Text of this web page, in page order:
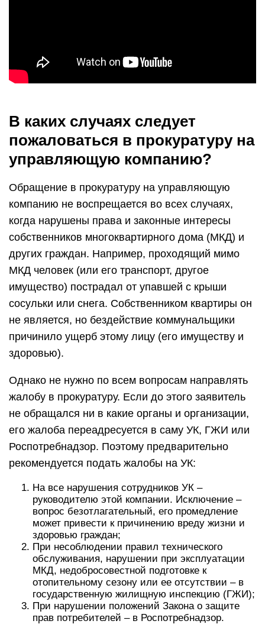
В каких случаях следует
пожаловаться в прокуратуру на
управляющую компанию?
Обращение в прокуратуру на управляющую
компанию не воспрещается во всех случаях,
когда нарушены права и законные интересы
собственников многоквартирного дома (МКД) и
других граждан. Например, проходящий мимо
МКД человек (или его транспорт, другое
имущество) пострадал от упавшей с крыши
сосульки или снега. Собственником квартиры он
не является, но бездействие коммунальщики
причинило ущерб этому лицу (его имуществу и
здоровью).
Однако не нужно по всем вопросам направлять
жалобу в прокуратуру. Если до этого заявитель
не обращался ни в какие органы и организации,
его жалоба переадресуется в саму УК, ГЖИ или
Роспотребнадзор. Поэтому предварительно
рекомендуется подать жалобы на УК:
На все нарушения сотрудников УК –
руководителю этой компании. Исключение –
вопрос безотлагательный, его промедление
может привести к причинению вреду жизни и
здоровью граждан;
При несоблюдении правил технического
обслуживания, нарушении при эксплуатации
МКД, недобросовестной подготовке к
отопительному сезону или ее отсутствии – в
государственную жилищную инспекцию (ГЖИ);
При нарушении положений Закона о защите
прав потребителей – в Роспотребнадзор.